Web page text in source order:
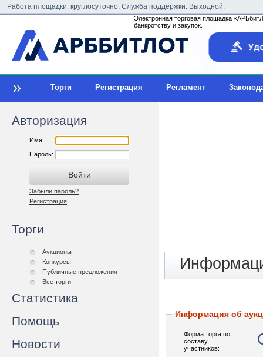
Работа площадки: круглосуточно. Служба поддержки: Выходной.
Электронная торговая площадка
банкротству и закупок.
Торги Регистрация Регламент
Авторизация
Имя:
Пароль:
Забыли пароль?
Регистрация
Торги
Аукционы
Конкурсы
Публичные предложения
Все торги
Статистика
Помощь
Новости
Информация об
Форма торга по
составу
участников: